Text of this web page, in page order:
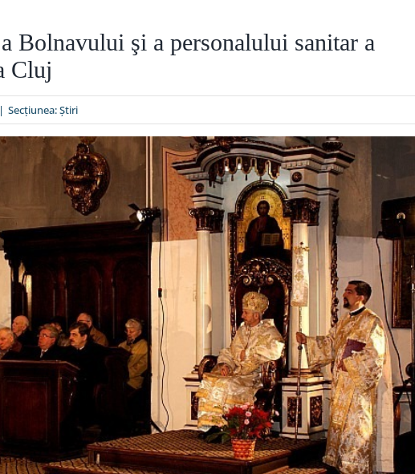
Bolnavului şi a personalului sanitar a
Cluj
| Secțiunea:Ştiri